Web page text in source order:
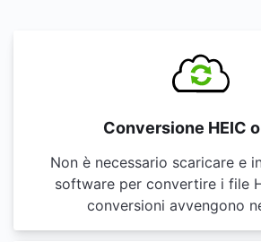
Conversione HEIC
Non è necessario scaricare e
software per convertire i file
conversioni avvengono